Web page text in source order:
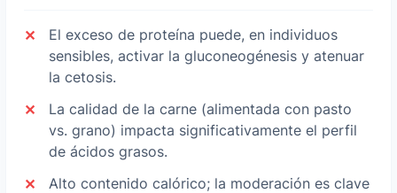
El exceso de proteína puede, en individuos
sensibles, activar la gluconeogénesis y atenuar
la cetosis.
La calidad de la carne (alimentada con pasto
vs. grano) impacta significativamente el perfil
de ácidos grasos.
Alto contenido calórico; la moderación es clave